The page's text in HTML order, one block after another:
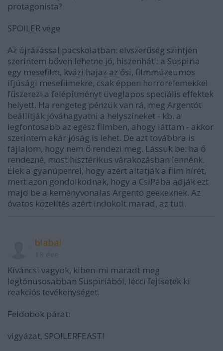
protagonista?
SPOILER vége
Az újrázással pacskolatban: elvszerűség szintjén
szerintem bőven lehetne jó, hiszenhát': a Suspiria
egy mesefilm, kvázi hajaz az ősi, filmmúzeumos
ifjúsági mesefilmekre, csak éppen horrorelemekkel
fűszerezi a felépítményt üveglapos speciális effektek
helyett. Ha rengeteg pénzük van rá, meg Argentót
beállítják jóváhagyatni a helyszíneket - kb. a
legfontosabb az egész filmben, ahogy láttam - akkor
szerintem akár jóság is lehet. De azt továbbra is
fájlalom, hogy nem ő rendezi meg. Lássuk be: ha ő
rendezné, most hisztérikus várakozásban lennénk.
Élek a gyanúperrel, hogy azért altatják a film hírét,
mert azon gondolkodnak, hogy a CsiPába adják ezt
majd be a keményvonalas Argentó geekeknek. Az
óvatos közelítés azért indokolt marad, az tuti.
blabal
Kíváncsi vagyok, kiben-mi maradt meg
legtónusosabban Suspiriából, lécci fejtsetek ki
reakciós tevékenységet.
Feldobok párat:
vigyázat, SPOILERFEAST!